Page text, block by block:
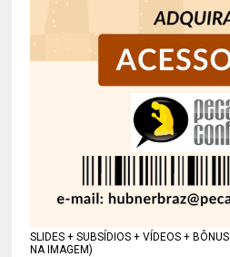
SLIDES + SUBSÍDIOS + VÍDEOS +
NA IMAGEM)